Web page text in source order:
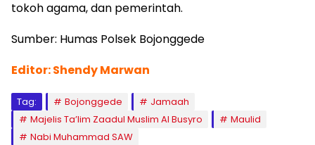
tokoh agama, dan pemerintah.
Sumber: Humas Polsek Bojonggede
Editor: Shendy Marwan
Tag: Bojonggede
Jamaah
Majelis Ta’lim Zaadul Muslim Al Busyro
Maulid
Nabi Muhammad SAW